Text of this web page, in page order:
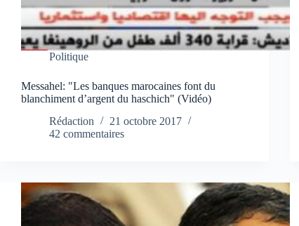
Politique
Messahel: "Les banques marocaines font du
blanchiment d’argent du haschich" (Vidéo)
Rédaction
21 octobre 2017
42 commentaires